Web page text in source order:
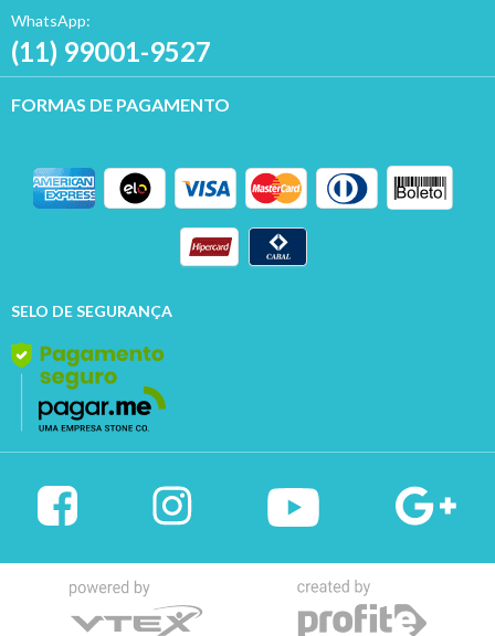
WhatsApp:
(11) 99001-9527
FORMAS DE PAGAMENTO
SELO DE SEGURANÇA